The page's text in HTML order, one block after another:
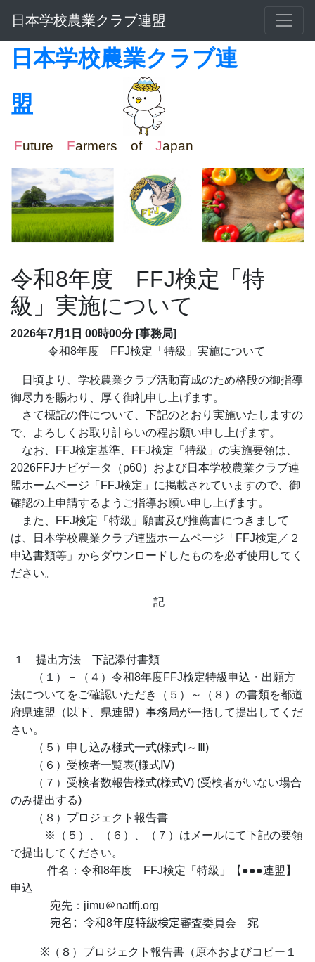
日本学校農業クラブ連盟
日本学校農業クラブ連
盟
Future Farmers of Japan
令和8年度 FFJ検定「特
級」実施について
2026年7月1日 00時00分 [事務局]
令和8年度 FFJ検定「特級」実施について
日頃より、学校農業クラブ活動育成のため格段の御指導
御尽力を賜わり、厚く御礼申し上げます。
さて標記の件について、下記のとおり実施いたしますの
で、よろしくお取り計らいの程お願い申し上げます。
なお、
FFJ検定基準、 FFJ検定「特級」の実施要領は、
2026FFJナビゲータ（p60）および日本学校農業クラブ連
盟ホームページ「 FFJ検定」に掲載されていますので、御
確認の上申請するようご指導お願い申し上げます。
また、
FFJ検定「特級」願書及び推薦書につきまして
は、日本学校農業クラブ連盟ホームページ「 FFJ検定／２
申込書類等」からダウンロードしたものを必ず使用してく
ださい。
記
１ 提出方法 下記添付書類
（１）－（４）令和8年度FFJ検定特級申込・出願方
法についてをご確認いただき（５）～（８）の書類を都道
府県連盟（以下、県連盟）事務局が一括して提出してくだ
さい。
（５）申し込み様式一式(様式 ～
Ⅲ)
（６）受検者一覧表(様式 Ⅳ)
（７）受検者数報告様式(様式Ⅴ) (受検者がいない場合
のみ提出する)
（８）プロジェクト報告書
※（５）、（６）、（７）はメールにて下記の要領
で提出してください。
件名：令和8年度 FFJ検定「特級」【●●●連盟】
申込
宛先： jimu＠natffj.org
宛名：令和8年度特級検定審査委員会 宛
※ （８）プロジェクト報告書（原本およびコピー１